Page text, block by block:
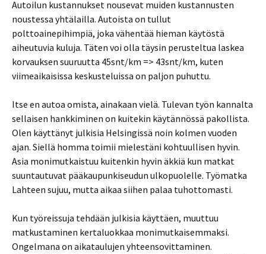
Autoilun kustannukset nousevat muiden kustannusten
noustessa yhtälailla. Autoista on tullut
polttoainepihimpiä, joka vähentää hieman käytöstä
aiheutuvia kuluja. Täten voi olla täysin perusteltua laskea
korvauksen suuruutta 45snt/km => 43snt/km, kuten
viimeaikaisissa keskusteluissa on paljon puhuttu.
Itse en autoa omista, ainakaan vielä. Tulevan työn kannalta
sellaisen hankkiminen on kuitekin käytännössä pakollista.
Olen käyttänyt julkisia Helsingissä noin kolmen vuoden
ajan. Siellä homma toimii mielestäni kohtuullisen hyvin.
Asia monimutkaistuu kuitenkin hyvin äkkiä kun matkat
suuntautuvat pääkaupunkiseudun ulkopuolelle. Työmatka
Lahteen sujuu, mutta aikaa siihen palaa tuhottomasti.
Kun työreissuja tehdään julkisia käyttäen, muuttuu
matkustaminen kertaluokkaa monimutkaisemmaksi.
Ongelmana on aikataulujen yhteensovittaminen.